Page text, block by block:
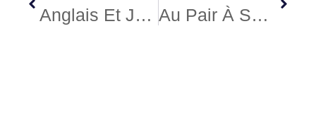
Anglais Et Job À Sydney, 2013, Xavier Au Pair À San Francisco, 2013, Anne-Sophie